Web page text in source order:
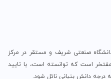
صنعتی شریف و مستقر در مرکز
است که توانسته است، با تایید
دانش بنیانی نائل شود.